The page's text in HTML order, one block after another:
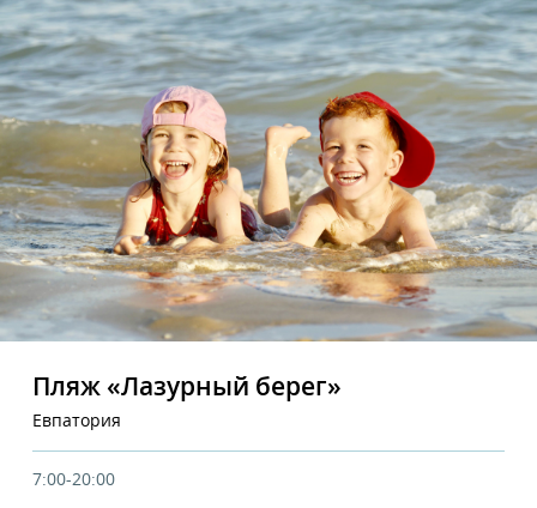
Пляж «Лазурный берег»
Евпатория
7:00-20:00